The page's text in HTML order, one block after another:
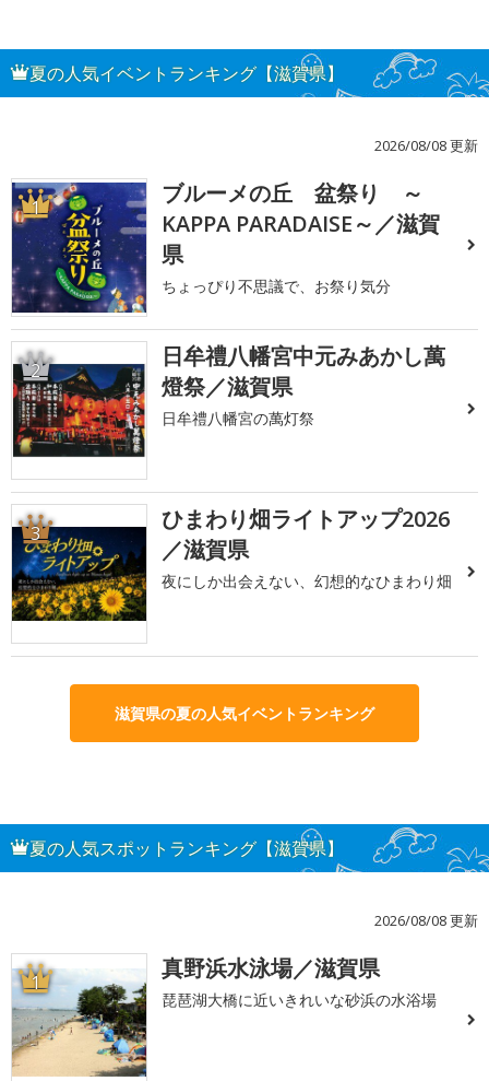
夏の人気イベントランキング【滋賀県】
2026/08/08 更新
1
ブルーメの丘 盆祭り ～
KAPPA PARADAISE～／滋賀
県
ちょっぴり不思議で、お祭り気分
2
日牟禮八幡宮中元みあかし萬
燈祭／滋賀県
日牟禮八幡宮の萬灯祭
3
ひまわり畑ライトアップ2026
／滋賀県
夜にしか出会えない、幻想的なひまわり畑
滋賀県の夏の人気イベントランキング
夏の人気スポットランキング【滋賀県】
2026/08/08 更新
1 真野浜水泳場／滋賀県
琵琶湖大橋に近いきれいな砂浜の水浴場